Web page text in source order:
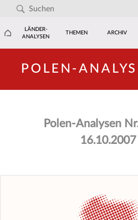
LÄNDER-
ANALYSEN
THEMEN ARCHIV
POLEN-
Polen-Analysen
16.10.2007